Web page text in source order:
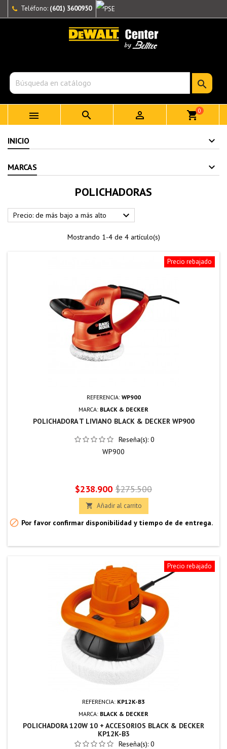
Teléfono: (601) 3600950

   shopping_cart0
INICIO
MARCAS
POLICHADORAS
Precio: de más bajo a más alto 
Mostrando 1-4 de 4 artículo(s)
Precio rebajado
REFERENCIA: WP900
MARCA: BLACK & DECKER
POLICHADORA T LIVIANO BLACK & DECKER WP900
Reseña(s): 0
WP900
Precio
$238.900 Precio
base
$275.500
 Añadir al carrito
 Por favor confirmar disponibilidad y tiempo de de entrega.
Precio rebajado
REFERENCIA: KP12K-B3
MARCA: BLACK & DECKER
POLICHADORA 120W 10 + ACCESORIOS BLACK & DECKER
KP12K-B3
Reseña(s): 0